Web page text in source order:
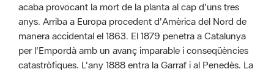
acaba provocant la mort de la planta al cap d'uns tres
anys. Arriba a Europa procedent d'Amèrica del Nord de
manera accidental el 1863. El 1879 penetra a Catalunya
per l'Empordà amb un avanç imparable i conseqüències
catastròfiques. L'any 1888 entra la Garraf i al Penedès. La